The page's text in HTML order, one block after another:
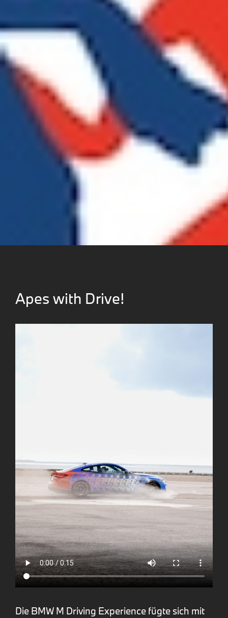
Apes with Drive!
Die BMW M Driving Experience fügte sich mit